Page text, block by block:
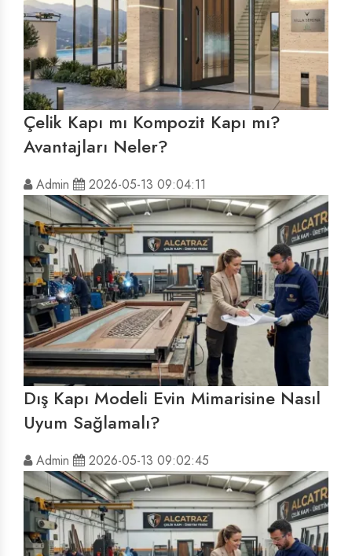
Çelik Kapı mı Kompozit Kapı mı?
Avantajları Neler?
Admin 2026-05-13 09:04:11
Dış Kapı Modeli Evin Mimarisine Nasıl
Uyum Sağlamalı?
Admin 2026-05-13 09:02:45